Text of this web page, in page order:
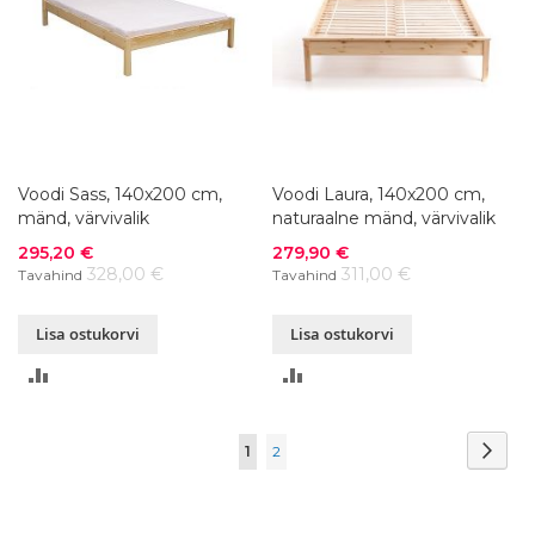
Voodi Sass, 140x200 cm,
mänd, värvivalik
Soodushind
295,20 €
Tavahind 328,00 €
Lisa ostukorvi
Voodi Laura, 140x200 cm,
naturaalne mänd, värvivalik
Soodushind
279,90 €
Tavahind 311,00 €
Lisa ostukorvi
Page
You're
1 Page
2